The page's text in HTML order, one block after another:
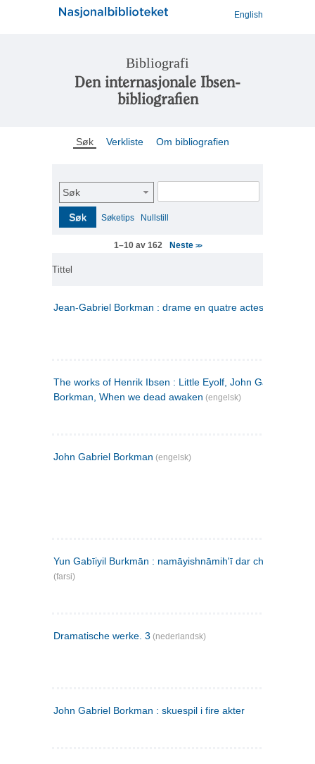
English
Bibliografi
Den internasjonale Ibsen-
bibliografien
Søk Verkliste Om bibliografien
Søk
Søk Søketips Nullstill
1–10 av 162 Neste >>
Tittel
Jean-Gabriel Borkman : drame en quatre actes
The works of Henrik Ibsen : Little Eyolf, John Gabriel
Borkman, When we dead awaken (engelsk)
John Gabriel Borkman (engelsk)
Yun Gabīiyil Burkmān : namāyishnāmihʹī dar chahār pardih
(farsi)
Dramatische werke. 3 (nederlandsk)
John Gabriel Borkman : skuespil i fire akter